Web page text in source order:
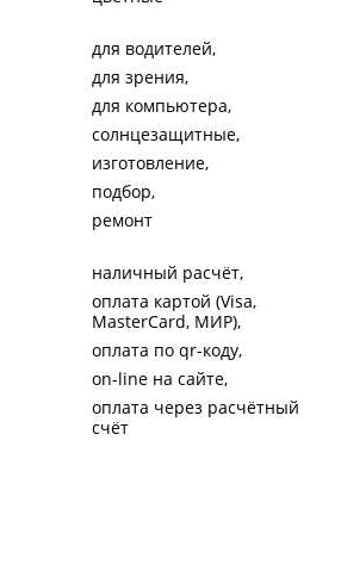
для водителей
для зрения
для компьютера
солнцезащитные
изготовление
подбор
ремонт
наличный расчёт
оплата картой (Visa,
MasterCard, МИР)
оплата по qr-коду
on-line на сайте
оплата через расчётный
счёт